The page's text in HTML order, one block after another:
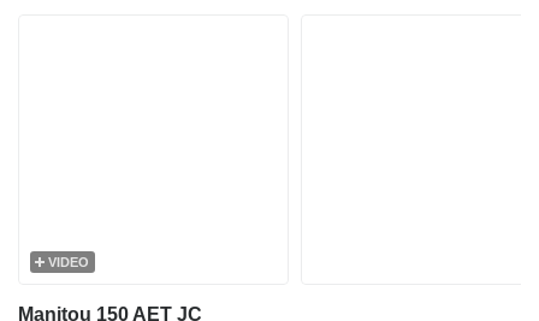
VIDEO
Manitou 150 AET JC